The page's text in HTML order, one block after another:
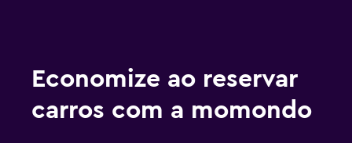
Economize ao reservar
carros com a momondo